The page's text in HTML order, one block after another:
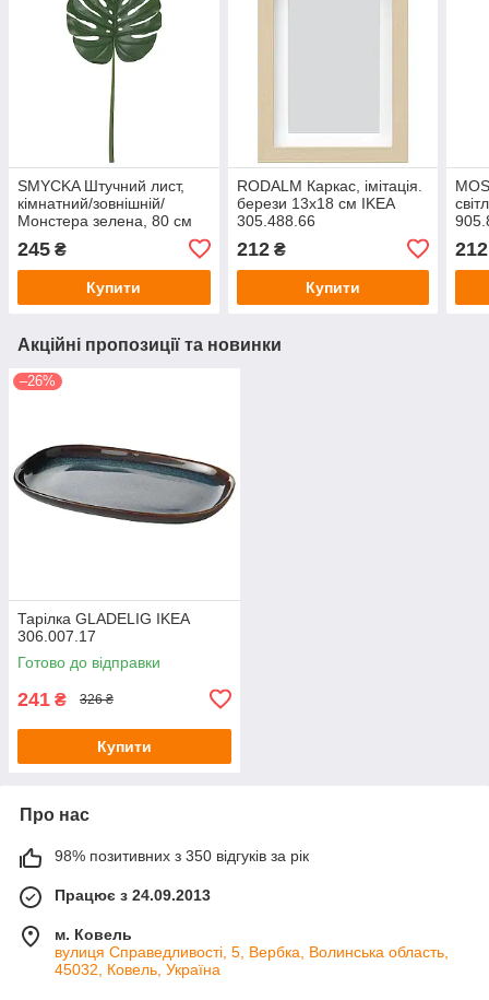
SMYCKA Штучний лист,
кімнатний/зовнішній/
Монстера зелена, 80 см
245 ₴
Купити
RODALM Каркас, імітація.
берези 13х18 см IKEA
305.488.66
212₴
Купити
212
Акційні пропозиції та новинки
–26%
Тарілка GLADELIG IKEA
306.007.17
Готово до відправки
241 ₴ 326 ₴
Купити
Про нас
98% позитивних з 350 відгуків за рік
Працює з 24.09.2013
м. Ковель
вулиця Справедливості, 5, Вербка, Волинська область,
45032, Ковель, Україна